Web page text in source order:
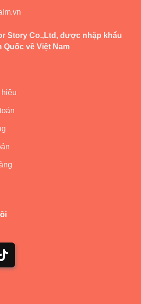
Story Co.,Ltd, được nhập khẩu
về Việt Nam